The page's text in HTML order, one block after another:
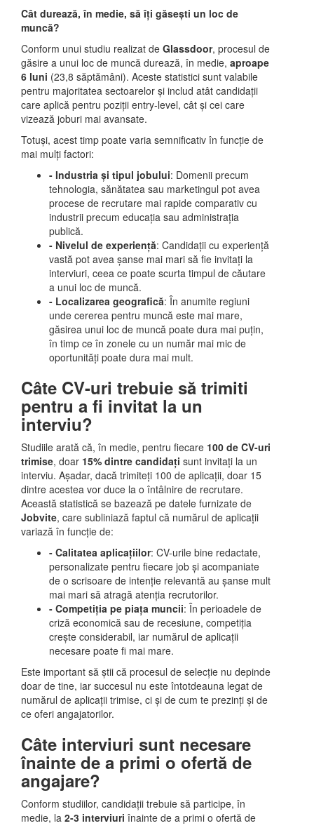
Cât durează, în medie, să îți găsești un loc de
muncă?
Conform unui studiu realizat de Glassdoor, procesul de
găsire a unui loc de muncă durează, în medie, aproape
6 luni (23,8 săptămâni). Aceste statistici sunt valabile
pentru majoritatea sectoarelor și includ atât candidații
care aplică pentru poziții entry-level, cât și cei care
vizează joburi mai avansate.
Totuși, acest timp poate varia semnificativ în funcție de
mai mulți factori:
- Industria și tipul jobului: Domenii precum
tehnologia, sănătatea sau marketingul pot avea
procese de recrutare mai rapide comparativ cu
industrii precum educația sau administrația
publică.
- Nivelul de experiență: Candidații cu experiență
vastă pot avea șanse mai mari să fie invitați la
interviuri, ceea ce poate scurta timpul de căutare
a unui loc de muncă.
- Localizarea geografică: În anumite regiuni
unde cererea pentru muncă este mai mare,
găsirea unui loc de muncă poate dura mai puțin,
în timp ce în zonele cu un număr mai mic de
oportunități poate dura mai mult.
Câte CV-uri trebuie să trimiti
pentru a fi invitat la un
interviu?
Studiile arată că, în medie, pentru fiecare 100 de CV-uri
trimise, doar 15% dintre candidați sunt invitați la un
interviu. Așadar, dacă trimiteți 100 de aplicații, doar 15
dintre acestea vor duce la o întâlnire de recrutare.
Această statistică se bazează pe datele furnizate de
Jobvite, care subliniază faptul că numărul de aplicații
variază în funcție de:
- Calitatea aplicațiilor: CV-urile bine redactate,
personalizate pentru fiecare job și acompaniate
de o scrisoare de intenție relevantă au șanse mult
mai mari să atragă atenția recrutorilor.
- Competiția pe piața muncii: În perioadele de
criză economică sau de recesiune, competiția
crește considerabil, iar numărul de aplicații
necesare poate fi mai mare.
Este important să știi că procesul de selecție nu depinde
doar de tine, iar succesul nu este întotdeauna legat de
numărul de aplicații trimise, ci și de cum te prezinți și de
ce oferi angajatorilor.
Câte interviuri sunt necesare
înainte de a primi o ofertă de
angajare?
Conform studiilor, candidații trebuie să participe, în
medie, la 2-3 interviuri înainte de a primi o ofertă de